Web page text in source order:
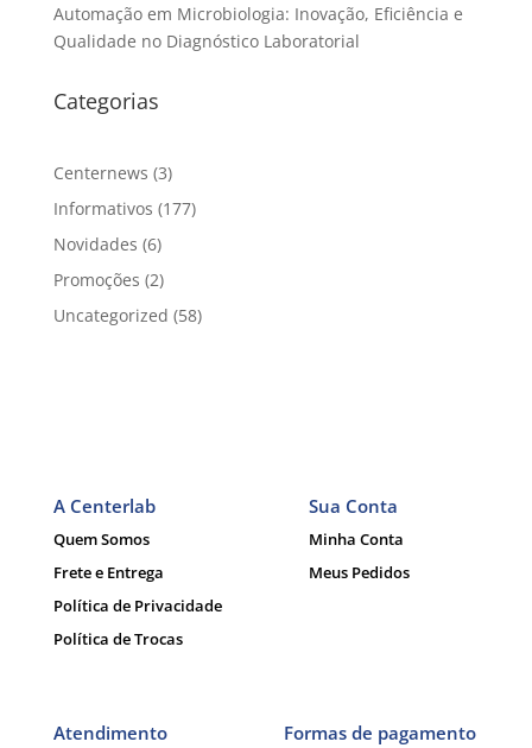
Automação em Microbiologia: Inovação, Eficiência e
Qualidade no Diagnóstico Laboratorial
Categorias
Centernews (3)
Informativos (177)
Novidades (6)
Promoções (2)
Uncategorized (58)
A Centerlab
Quem Somos
Frete e Entrega
Política de Privacidade
Política de Trocas
Sua Conta
Minha Conta
Meus Pedidos
Atendimento
Formas de pagamento